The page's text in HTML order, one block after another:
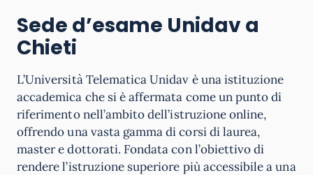
Sede d’esame Unidav a
Chieti
L’Università Telematica Unidav è una istituzione
accademica che si è affermata come un punto di
riferimento nell’ambito dell’istruzione online,
offrendo una vasta gamma di corsi di laurea,
master e dottorati. Fondata con l’obiettivo di
rendere l’istruzione superiore più accessibile a una